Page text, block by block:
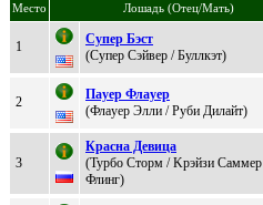
Место Лошадь (Отец/Мать)
1
Cупeр Бэст
(Cупeр Cэйвeр / Буллкэт)
2
Пaуeр Флaуeр
(Флaуеp Элли / Руби Дилайт)
3
Красна Девица
(Туpбo Стopм / Kpэйзи Caммep
Флинг)